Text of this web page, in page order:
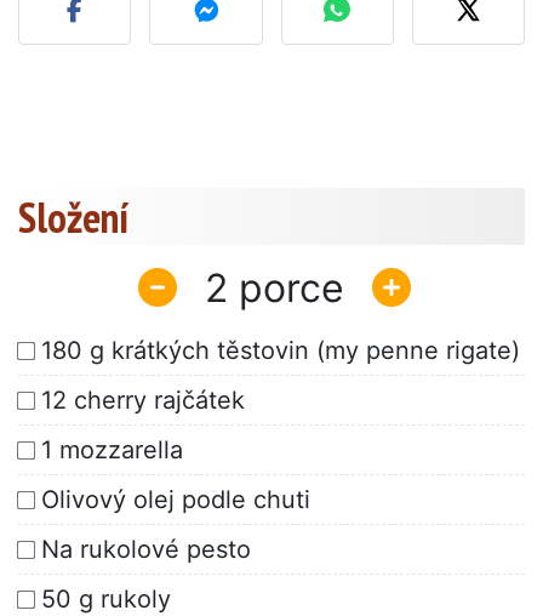
Složení
2
180 g krátkých těstovin (my penne rigate)
12 cherry rajčátek
1 mozzarella
Olivový olej podle chuti
Na rukolové pesto
50 g rukoly